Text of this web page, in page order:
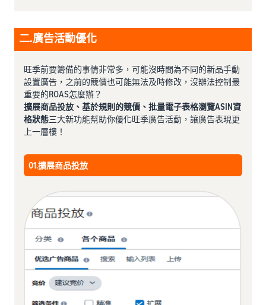
二.廣告活動優化
旺季前要籌備的事情非常多，可能沒時間為不同的新品手動
設置廣告，之前的競價也可能無法及時修改，沒辦法控制最
重要的ROAS怎麼辦？
擴展商品投放、基於規則的競價、批量電子表格瀏覽ASIN資
格狀態三大新功能幫助你優化旺季廣告活動，讓廣告表現更
上一層樓！
01.擴展商品投放